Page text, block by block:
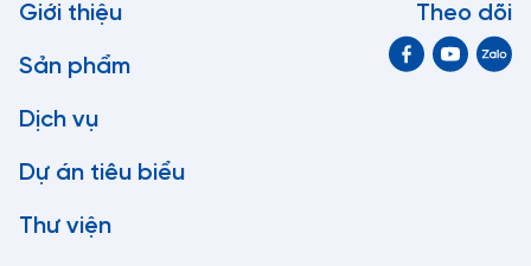
Giới thiệu
Sản phẩm
Dịch vụ
Dự án tiêu biểu
Thư viện
Theo dõi